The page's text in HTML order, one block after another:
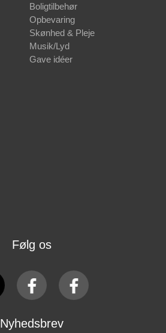
Boligtilbehør
Opbevaring
Skønhed & Pleje
Musik/Lyd
Gave idéer
Følg os
Nyhedsbrev